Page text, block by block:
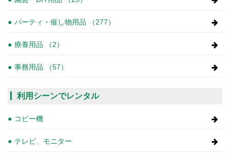
パーティ・催し物用品 （277）
療養用品 （2）
事務用品 （57）
利用シーンでレンタル
コピー機
テレビ、モニター